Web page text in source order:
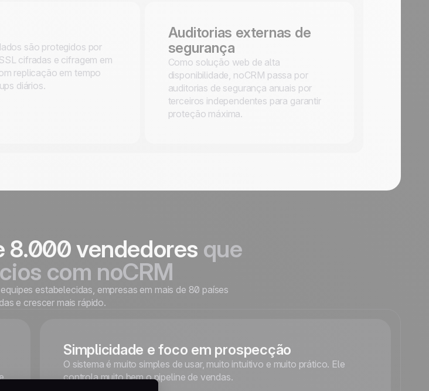
são protegidos por
cifradas e cifragem em
replicação em tempo
diários.
Auditorias externas de
segurança
Como solução web de alta
disponibilidade, noCRM passa por
auditorias de segurança anuais por
terceiros independentes para garantir
proteção máxima.
8.000 vendedores que
com noCRM
estabelecidas, empresas em mais de 80 países
e crescer mais rápido.
Simplicidade e foco em prospecção
O sistema é muito simples de usar, muito intuitivo e muito prático. Ele
controla muito bem o pipeline de vendas.